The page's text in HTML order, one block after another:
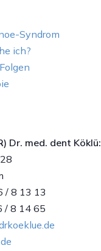
Syndrom
ich?
Dr. med. dent Köklü:
/ 8 13 13
/ 8 14 65